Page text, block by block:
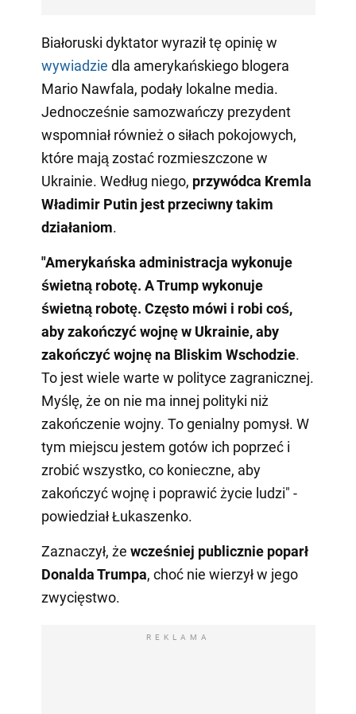
Białoruski dyktator wyraził tę opinię w
wywiadzie dla amerykańskiego blogera
Mario Nawfala, podały lokalne media.
Jednocześnie samozwańczy prezydent
wspomniał również o siłach pokojowych,
które mają zostać rozmieszczone w
Ukrainie. Według niego, przywódca Kremla
Władimir Putin jest przeciwny takim
działaniom.
"Amerykańska administracja wykonuje
świetną robotę. A Trump wykonuje
świetną robotę. Często mówi i robi coś,
aby zakończyć wojnę w Ukrainie, aby
zakończyć wojnę na Bliskim Wschodzie.
To jest wiele warte w polityce zagranicznej.
Myślę, że on nie ma innej polityki niż
zakończenie wojny. To genialny pomysł. W
tym miejscu jestem gotów ich poprzeć i
zrobić wszystko, co konieczne, aby
zakończyć wojnę i poprawić życie ludzi" -
powiedział Łukaszenko.
Zaznaczył, że wcześniej publicznie poparł
Donalda Trumpa, choć nie wierzył w jego
zwycięstwo.
REKLAMA